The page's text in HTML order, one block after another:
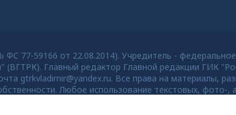
77-59166 от 22.08.2014). Учредитель -
(ВГТРК). Главный редактор Главной редакции ГИК
gtrkvladimir@yandex.ru. Все права на материалы,
Любое использование текстовых, фото-,